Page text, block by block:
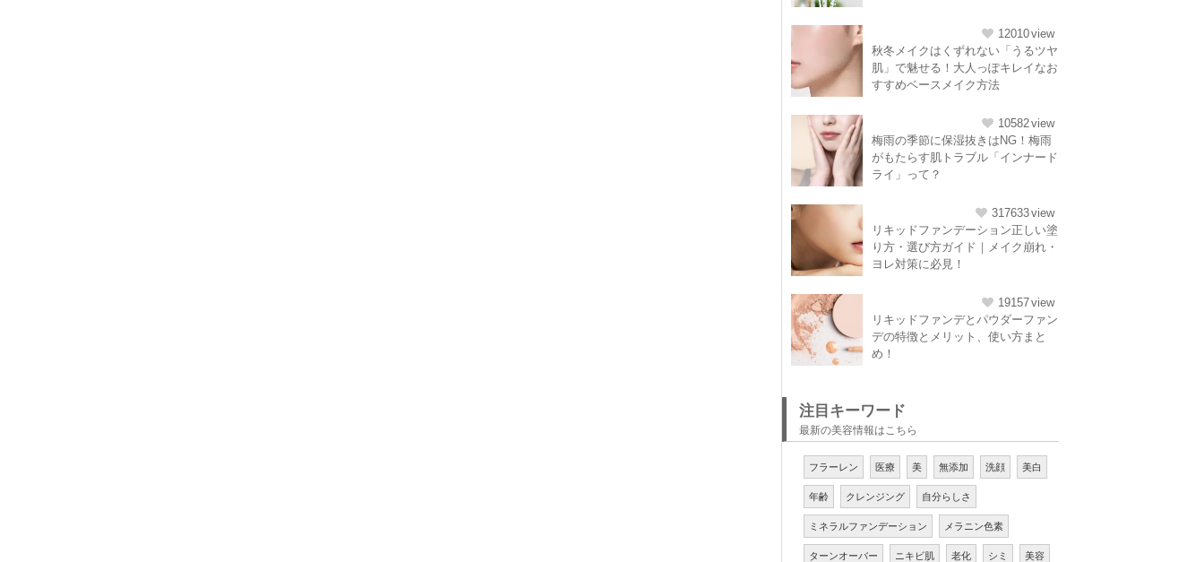
12010
秋冬メイクはくずれない「うるツヤ
肌」で魅せる！大人っぽキレイなお
すすめベースメイク方法
10582
梅雨の季節に保湿抜きはNG！梅雨
がもたらす肌トラブル「インナード
ライ」って？
317633
リキッドファンデーション正しい塗
り方・選び方ガイド｜メイク崩れ・
ヨレ対策に必見！
19157
リキッドファンデとパウダーファン
デの特徴とメリット、使い方まと
め！
注目キーワード
最新の美容情報はこちら
フラーレン 医療 美 無添加 洗顔 美白
年齢 クレンジング 自分らしさ
ミネラルファンデーション メラニン色素
ターンオーバー ニキビ肌 老化 シミ 美容